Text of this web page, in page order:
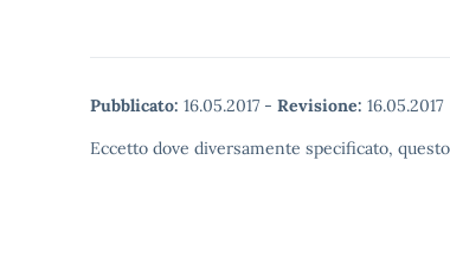
Pubblicato: 16.05.2017 - Revisione: 16.05.2017
Eccetto dove diversamente specificato,